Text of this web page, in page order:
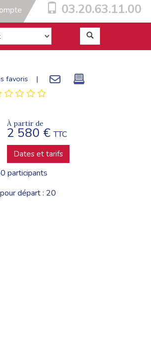
03.20.63.11.00
favoris |
À partir de
2 580 €TTC
Dates et tarifs
participants
départ : 20